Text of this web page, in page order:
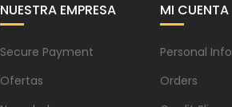
NUESTRA EMPRESA
Secure Payment
Ofertas
MI CUENTA
Personal Info
Orders